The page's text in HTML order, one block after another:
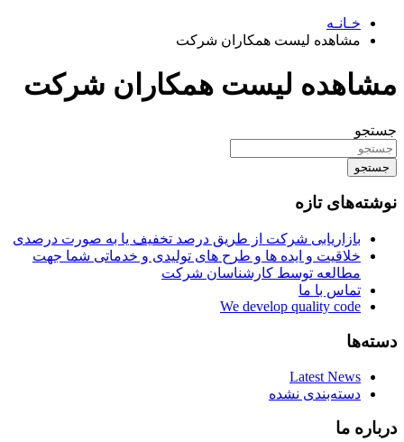
خـانـه
مشاهده لیست همکاران شرکت
مشاهده لیست همکاران شرکت
جستجو
جستجو
نوشته‌های تازه
بازاریابی شرکت از طریق درصد تخفیف یا به صورت درصدی
خلاقیت و ایده ها و طرح های تولیدی و خدماتی شما جهت
مطالعه توسط کارشناسان شرکت
تماس با ما
We develop quality code
دسته‌ها
Latest News
دسته‌بندی نشده
درباره ما